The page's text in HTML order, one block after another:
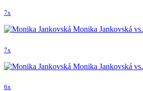
7x
Monika Jankovská vs.
7x
Monika Jankovská vs.
6x